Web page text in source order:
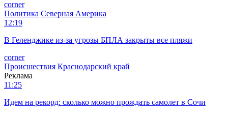
corner
Политика Северная Америка
12:19
В Геленджике из-за угрозы БПЛА закрыты все пляжи
corner
Происшествия Краснодарский край
Реклама
11:25
Идем на рекорд: сколько можно прождать самолет в Сочи